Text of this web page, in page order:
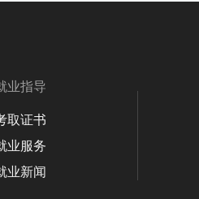
业指导
取证书
业服务
业新闻